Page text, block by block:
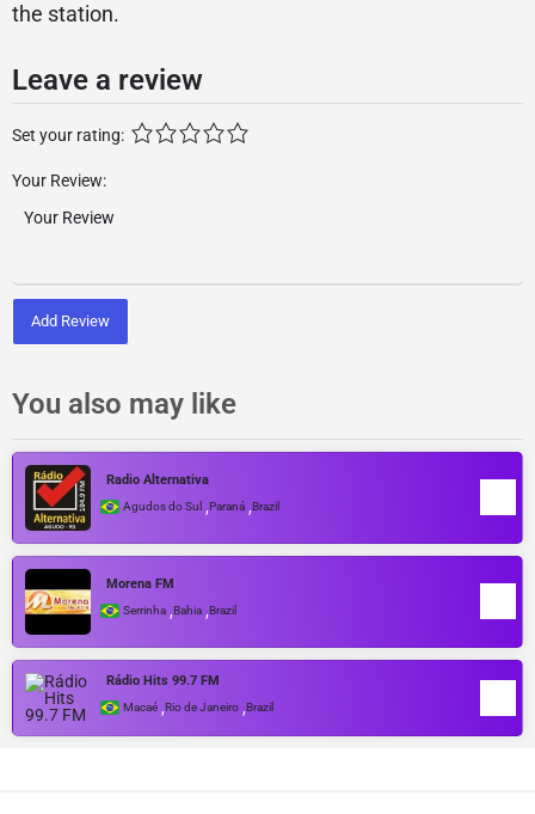
the station.
Leave a review
Set your rating:
Your Review:
Add Review
You also may like
Radio Alternativa
Agudos do Sul ,Paraná ,Brazil
Morena FM
Serrinha ,Bahia ,Brazil
Rádio Hits 99.7 FM
Macaé ,Rio de Janeiro ,Brazil